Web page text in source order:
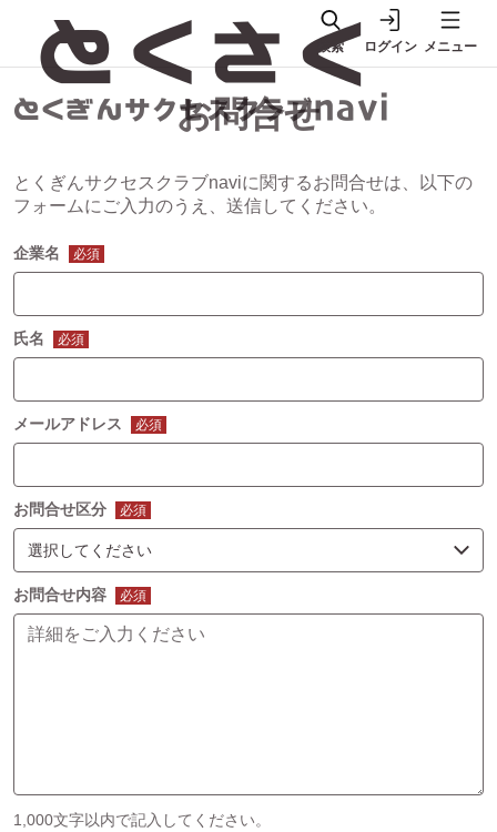
検索 ログイン メニュー
お問合せ
とくぎんサクセスクラブnaviに関するお問合せは、以下の
フォームにご入力のうえ、送信してください。
企業名 必須
氏名 必須
メールアドレス 必須
お問合せ区分 必須
お問合せ内容 必須
1,000文字以内で記入してください。